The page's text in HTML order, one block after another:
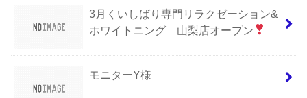
3月くいしばり専門リラクゼーション&
ホワイトニング 山梨店オープン
モニターY様